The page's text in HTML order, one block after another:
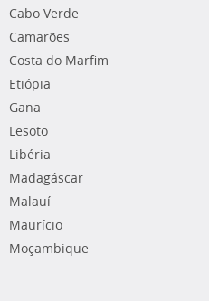
Cabo Verde
Camarões
Costa do Marfim
Etiópia
Gana
Lesoto
Libéria
Madagáscar
Malauí
Maurício
Moçambique